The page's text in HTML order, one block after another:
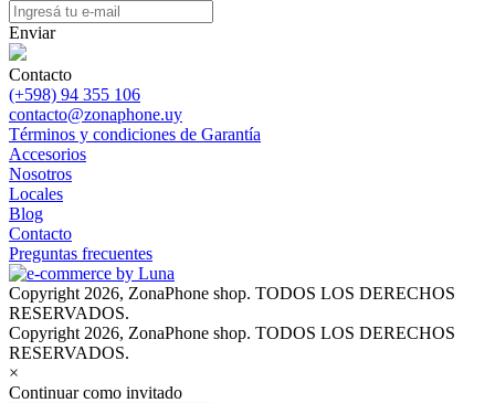
Enviar
Contacto
(+598) 94 355 106
contacto@zonaphone.uy
Términos y condiciones de Garantía
Accesorios
Nosotros
Locales
Blog
Contacto
Preguntas frecuentes
Copyright 2026, ZonaPhone shop. TODOS LOS DERECHOS
RESERVADOS.
Copyright 2026, ZonaPhone shop. TODOS LOS DERECHOS
RESERVADOS.
×
Continuar como invitado